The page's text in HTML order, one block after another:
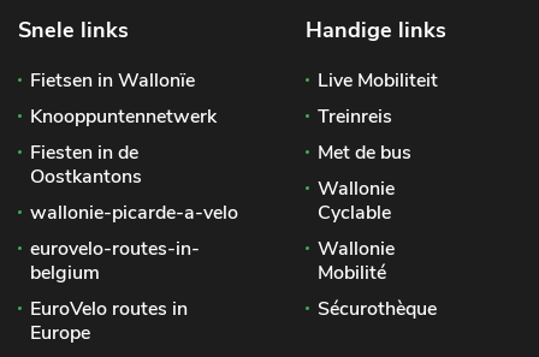
Snele links
Fietsen in Wallonïe
Knooppuntennetwerk
Fiesten in de
Oostkantons
wallonie-picarde-a-velo
eurovelo-routes-in-
belgium
EuroVelo routes in
Europe
Handige links
Live Mobiliteit
Treinreis
Met de bus
Wallonie
Cyclable
Wallonie
Mobilité
Sécurothèque